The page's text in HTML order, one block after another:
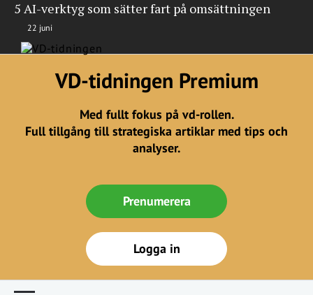
5 AI-verktyg som sätter fart på omsättningen
22 juni
VD-tidningen Premium
Med fullt fokus på vd-rollen.
Full tillgång till strategiska artiklar med tips och
analyser.
Prenumerera
Logga in